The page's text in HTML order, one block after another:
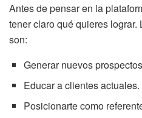
Antes de pensar en la
tener claro qué quieres
son:
Generar nuevos
Educar a clientes actuales.
Posicionarte como